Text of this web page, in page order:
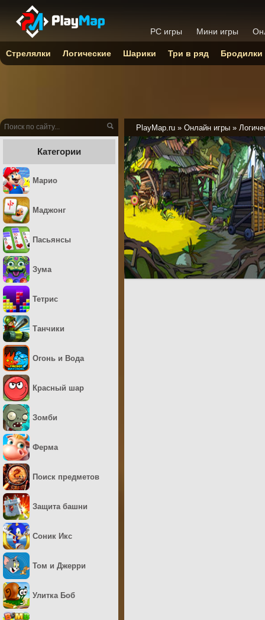
PlayMap.ru » Онлайн игры »
Категории
Марио
Маджонг
Пасьянсы
Зума
Тетрис
Танчики
Огонь и Вода
Красный шар
Зомби
Ферма
Поиск предметов
Защита башни
Соник Икс
Том и Джерри
Улитка Боб
PC игры Мини игры
Стрелялки Логические Шарики Три в ряд Бродилки